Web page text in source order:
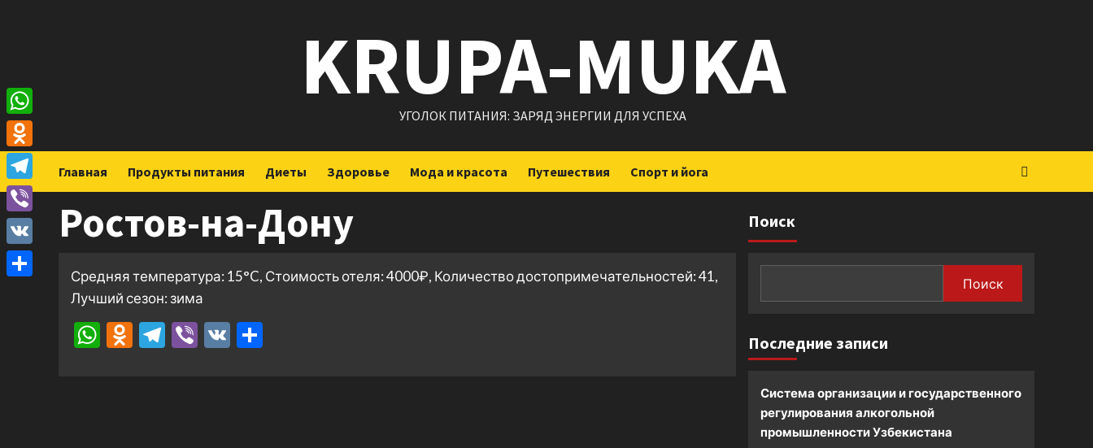
KRUPA-MUKA
УГОЛОК ПИТАНИЯ: ЗАРЯД ЭНЕРГИИ ДЛЯ УСПЕХА
Главная Продукты питания Диеты Здоровье Мода и красота Путешествия Спорт и йога
Ростов-на-Дону
Средняя температура: 15°C, Стоимость отеля: 4000₽, Количество достопримечательностей: 41,
Лучший сезон: зима
WhatsApp
Odnoklassniki
Telegram
Viber
VK
Поиск
Поиск
Последние записи
Система организации и государственного
регулирования алкогольной
промышленности Узбекистана
WhatsApp
Odnoklassniki
Telegram
Viber
VK
Отправить